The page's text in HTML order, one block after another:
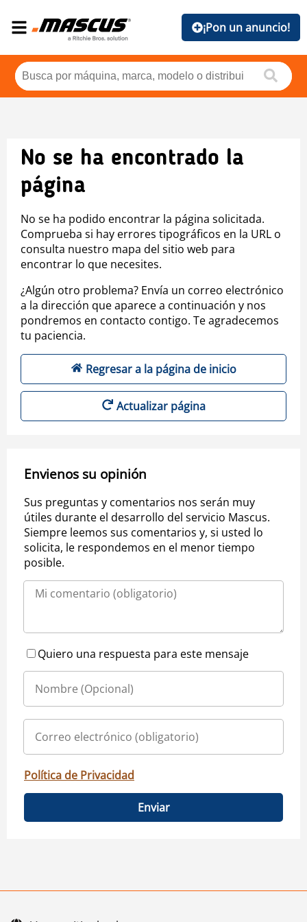
¡Pon un anuncio!
No se ha encontrado la
página
No se ha podido encontrar la página solicitada.
Comprueba si hay errores tipográficos en la URL o
consulta nuestro mapa del sitio web para
encontrar lo que necesites.
¿Algún otro problema? Envía un correo electrónico
a la dirección que aparece a continuación y nos
pondremos en contacto contigo. Te agradecemos
tu paciencia.
Regresar a la página de inicio
Actualizar página
Envienos su opinión
Sus preguntas y comentarios nos serán muy
útiles durante el desarrollo del servicio Mascus.
Siempre leemos sus comentarios y, si usted lo
solicita, le respondemos en el menor tiempo
posible.
Quiero una respuesta para este mensaje
Política de Privacidad
Enviar